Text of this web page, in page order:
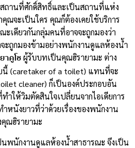
ถานที่ศักดิ์สิทธิ์และเป็นสถานที่แห่ง
ณจะเป็นใคร คุณก็ต้องเคยใช้บริการ
เดียวกันกลุ่มคนที่อาจจะถูกมองว่า
ถูกมองข้ามอย่างพนักงานดูแลห้องน้ำ
าคูโชผู้รับบทเป็นคุณฮิรายามะ ต่าง
นี้ (caretaker of a toilet) แทนที่จะ
cleaner) ก็เป็นองค์ประกอบอัน
ำให้วิมตัดสินใจเปลี่ยนจากไอเดียการ
หนังยาวที่ว่าด้วยเรื่องของพนักงาน
ณฮิรายามะ
พนักงานดูแลห้องน้ำสาธารณะ จึงเป็น